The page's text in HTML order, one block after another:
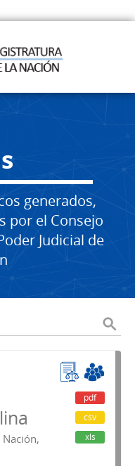
generados,
por el Consejo
Judicial de
pdf
csv
xls